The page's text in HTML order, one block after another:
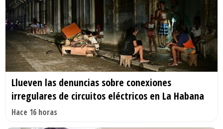
Llueven las denuncias sobre conexiones
irregulares de circuitos eléctricos en La Habana
Hace 16 horas